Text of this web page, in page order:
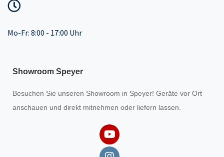
Mo-Fr: 8:00 - 17:00 Uhr
Showroom Speyer
Besuchen Sie unseren Showroom in Speyer! Geräte vor Ort
anschauen und direkt mitnehmen oder liefern lassen.